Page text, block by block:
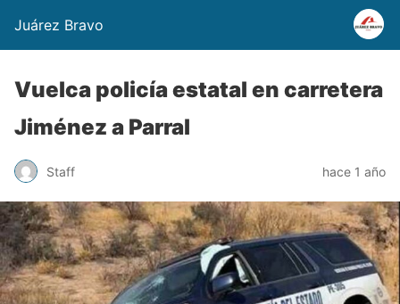
Juárez Bravo
Vuelca policía estatal en carretera
Jiménez a Parral
Staff hace 1 año